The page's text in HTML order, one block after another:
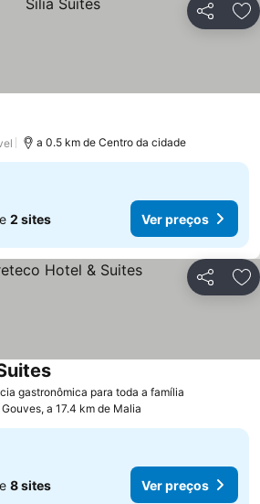
Partilhar
a 0.5 km de Centro da cidade
2 sites Ver preços
Partilhar
gastronômica para toda a família
Ver preços
Gouves, a 17.4 km de Malia
8 sites Ver preços